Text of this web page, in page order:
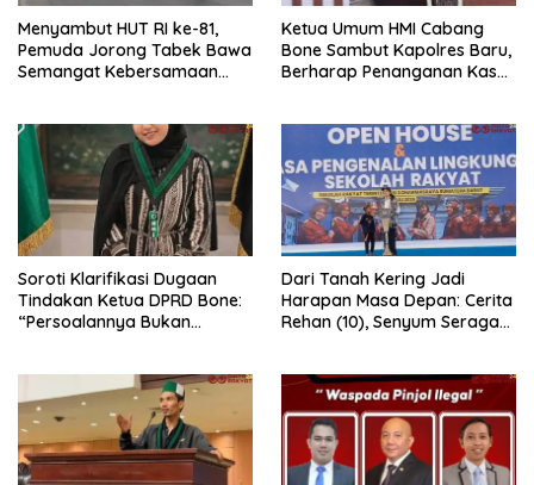
Menyambut HUT RI ke-81,
Pemuda Jorong Tabek Bawa
Semangat Kebersamaan
Ketua Umum HMI Cabang
Bone Sambut Kapolres Baru,
Berharap Penanganan Kasus
Soroti Klarifikasi Dugaan
Tindakan Ketua DPRD Bone:
“Persoalannya Bukan
Dari Tanah Kering Jadi
Harapan Masa Depan: Cerita
Rehan (10), Senyum Seragam